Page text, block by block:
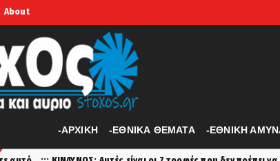
About
-APXIKH -ΕΘΝΙΚΑ ΘΕΜΑΤΑ -ΕΘΝΙΚΗ